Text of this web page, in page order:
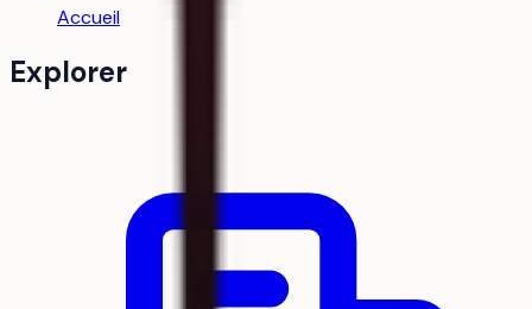
Accueil
Explorer